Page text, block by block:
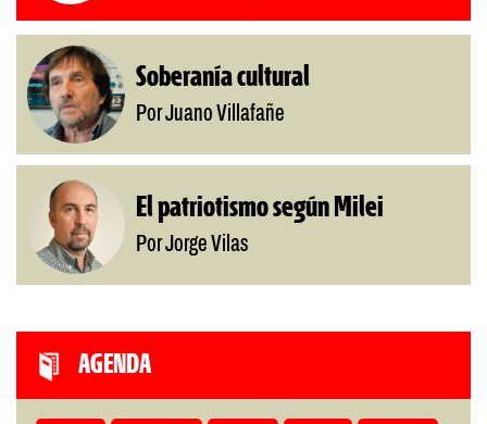
Soberanía cultural
Por Juano Villafañe
El patriotismo según Milei
Por Jorge Vilas
AGENDA